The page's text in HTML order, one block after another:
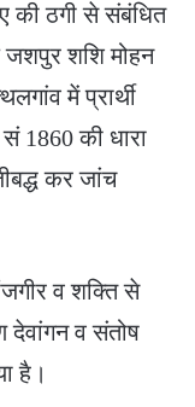
की ठगी से संबंधित
जशपुर शशि मोहन
में प्रार्थी
सं 1860 की धारा
कर जांच
व शक्ति से
देवांगन व संतोष
है।